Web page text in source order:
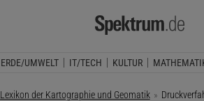
ERDE/UMWELT IT/TECH KULTUR
Lexikon der Kartographie und Geomatik Aktuelle